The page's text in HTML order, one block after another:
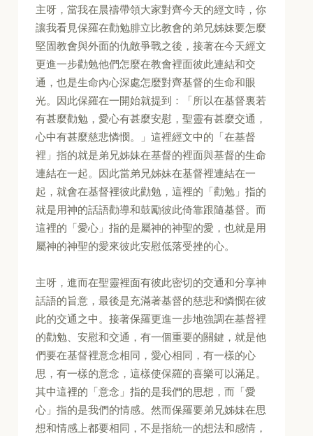
主呀，當我在晨禱帶領大家對齊今天的經文時，你
讓我看見保羅在勸勉腓立比教會的弟兄姊妹要怎麼
堅固教會與外面的仇敵爭戰之後，接著在今天經文
更進一步勸勉他們怎麼在教會裡面彼此連結和交
通，也是生命內心深處怎麼對齊基督的生命和眼
光。因此保羅在一開始就提到：「所以在基督裏若
有甚麼勸勉，愛心有甚麼安慰，聖靈有甚麼交通，
心中有甚麼慈悲憐憫。」這裡經文中的「在基督
裡」指的就是弟兄姊妹在基督的裡面與基督的生命
連結在一起。因此當弟兄姊妹在基督裡連結在一
起，就會在基督裡彼此勸勉，這裡的「勸勉」指的
就是用神的話語勸導和鼓勵彼此倚靠跟隨基督。而
這裡的「愛心」指的是屬神的神聖的愛，也就是用
屬神的神聖的愛來彼此安慰低落受挫的心。
主呀，進而在聖靈裡面有彼此密切的交通和分享神
話語的旨意，最後是充滿著基督的慈悲和憐憫在彼
此的交通之中。接著保羅更進一步地強調在基督裡
的勸勉、安慰和交通，有一個重要的關鍵，就是他
們要在基督裡意念相同，愛心相同，有一樣的心
思，有一樣的意念，這樣使保羅的喜樂可以滿足。
其中這裡的「意念」指的是我們的思想，而「愛
心」指的是我們的情感。然而保羅要弟兄姊妹在思
想和情感上都要相同，不是指統一的想法和感情，